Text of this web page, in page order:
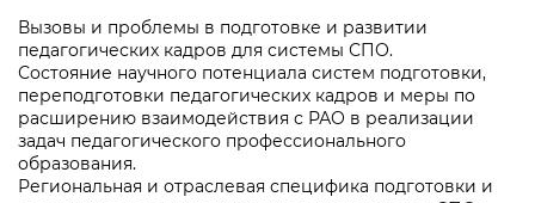
Вызовы и проблемы в подготовке и развитии
педагогических кадров для системы СПО.
Состояние научного потенциала систем подготовки,
переподготовки педагогических кадров и меры по
расширению взаимодействия с РАО в реализации
задач педагогического профессионального
образования.
Региональная и отраслевая специфика подготовки и